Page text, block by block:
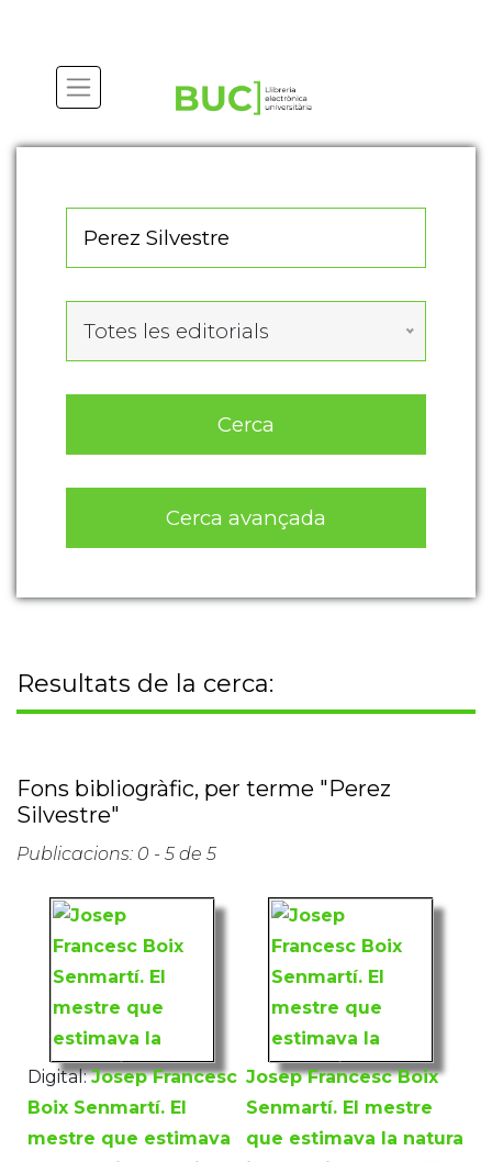
Totes les editorials
Cerca
Cerca avançada
Resultats de la cerca:
Fons bibliogràfic, per terme "Perez
Silvestre"
Publicacions: 0 - 5 de 5
Digital: Josep Francesc
Boix Senmartí. El
mestre que estimava
Josep Francesc Boix
Senmartí. El mestre
que estimava la natura